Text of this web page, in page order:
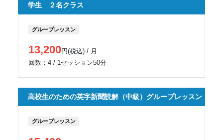
学生 ２名クラス
グループレッスン
13,200円(税込) / 月
回数：4 / 1セッション50分
高校生のための英字新聞読解（中級）グループレッスン
グループレッスン